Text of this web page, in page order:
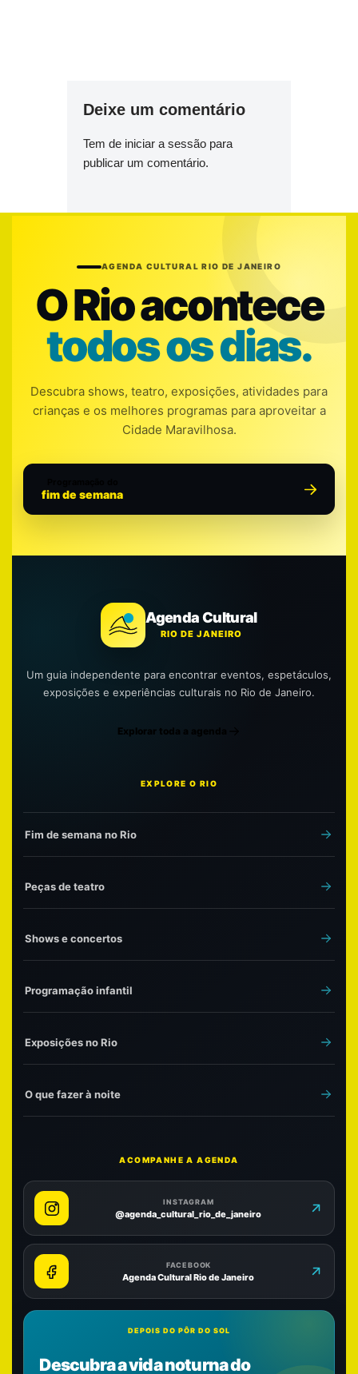
Deixe um comentário
Tem de iniciar a sessão para
publicar um comentário.
AGENDA CULTURAL RIO DE JANEIRO
O Rio acontece
todos os dias.
Descubra shows, teatro, exposições, atividades para
crianças e os melhores programas para aproveitar a
Cidade Maravilhosa.
fim de semana
Agenda Cultural
RIO DE JANEIRO
Um guia independente para encontrar eventos, espetáculos,
exposições e experiências culturais no Rio de Janeiro.
Explorar toda a agenda
EXPLORE O RIO
Fim de semana no Rio
Peças de teatro
Shows e concertos
Programação infantil
Exposições no Rio
O que fazer à noite
ACOMPANHE A AGENDA
INSTAGRAM
@agenda_cultural_rio_de_janeiro
FACEBOOK
Agenda Cultural Rio de Janeiro
DEPOIS DO PÔR DO SOL
Descubra a vida noturna do